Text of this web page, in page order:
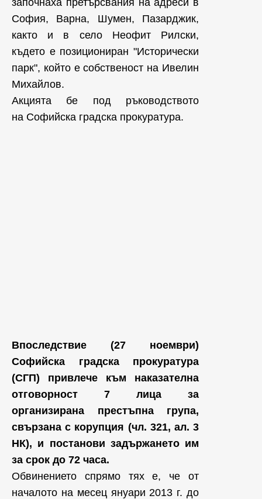
започнаха претърсвания на адреси в
София, Варна, Шумен, Пазарджик,
както и в село Неофит Рилски,
където е позициониран "Исторически
парк", който е собственост на Ивелин
Михайлов.
Акцията бе под ръководството
на Софийска градска прокуратура.
Впоследствие (27 ноември)
Софийска градска прокуратура
(СГП) привлече към наказателна
отговорност 7 лица за
организирана престъпна група,
свързана с корупция (чл. 321, ал. 3
НК), и постанови задържането им
за срок до 72 часа.
Обвинението спрямо тях е, че от
началото на месец януари 2013 г. до